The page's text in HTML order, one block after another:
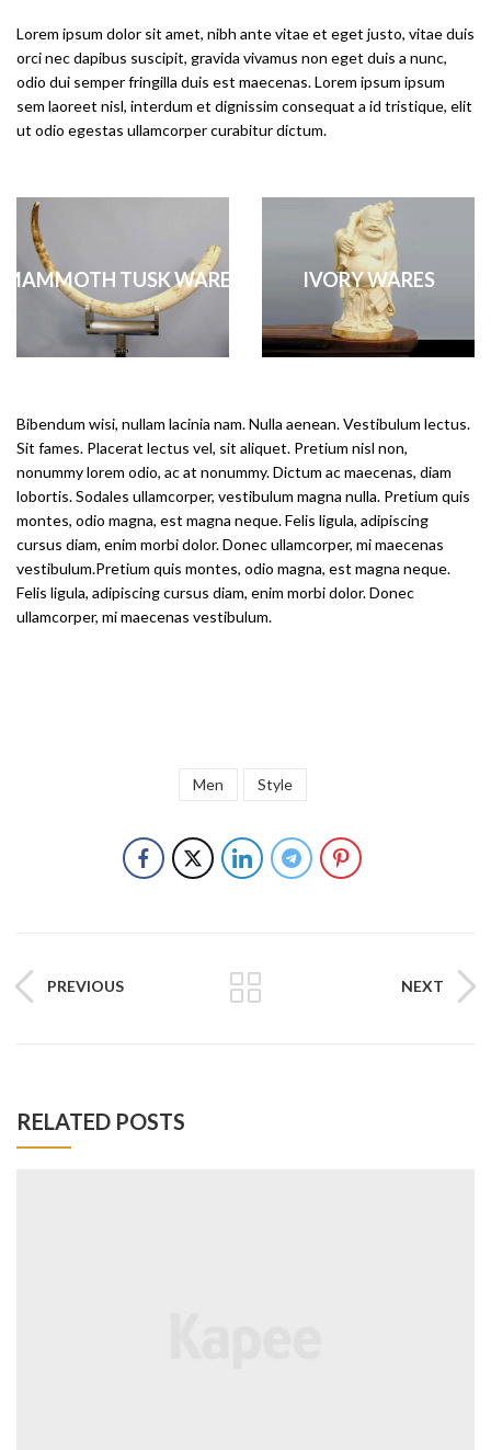
Lorem ipsum dolor sit amet, nibh ante vitae et eget justo, vitae duis
orci nec dapibus suscipit, gravida vivamus non eget duis a nunc,
odio dui semper fringilla duis est maecenas. Lorem ipsum ipsum
sem laoreet nisl, interdum et dignissim consequat a id tristique, elit
ut odio egestas ullamcorper curabitur dictum.
MAMMOTH TUSK WARES IVORY WARES
Bibendum wisi, nullam lacinia nam. Nulla aenean. Vestibulum lectus.
Sit fames. Placerat lectus vel, sit aliquet. Pretium nisl non,
nonummy lorem odio, ac at nonummy. Dictum ac maecenas, diam
lobortis. Sodales ullamcorper, vestibulum magna nulla. Pretium quis
montes, odio magna, est magna neque. Felis ligula, adipiscing
cursus diam, enim morbi dolor. Donec ullamcorper, mi maecenas
vestibulum.Pretium quis montes, odio magna, est magna neque.
Felis ligula, adipiscing cursus diam, enim morbi dolor. Donec
ullamcorper, mi maecenas vestibulum.
Men Style
PREVIOUS NEXT
RELATED POSTS